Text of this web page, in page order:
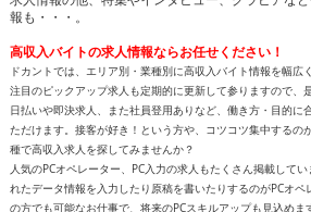
高収入バイトの求人情報ならお任せください！
ドカントでは、エリア別・業種別に高収入バイト情報を幅広
注目のピックアップ求人も定期的に更新して参りますので、
日払いや即決求人、また社員登用ありなど、働き方・目的に
ただけます。接客が好き！という方や、コツコツ集中するの
種で高収入求人を探してみませんか？
人気のPCオペレーター、PC入力の求人もたくさん掲載してい
れたデータ情報を入力したり原稿を書いたりするのがPCオ
の方でも可能なお仕事で、将来のPCスキルアップも見込めま
おりますので、きっとアナタに合ったバイトが見つかります。